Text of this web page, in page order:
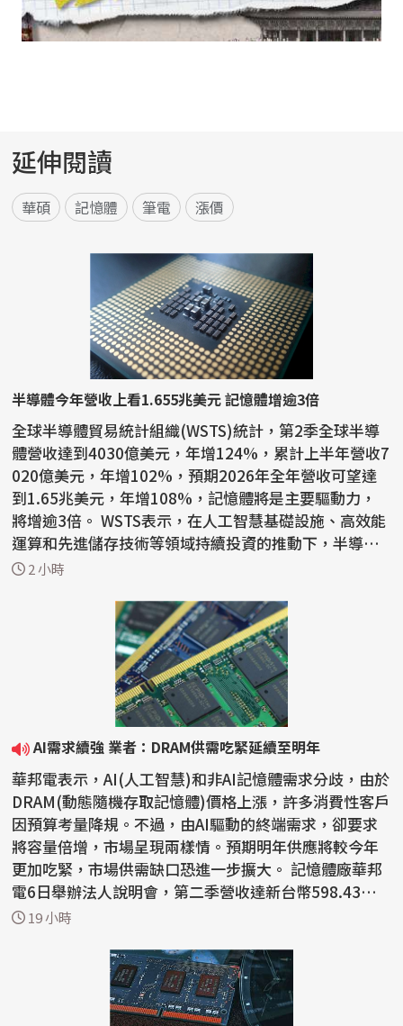
延伸閱讀
華碩 記憶體 筆電 漲價
半導體今年營收上看1.655兆美元 記憶體增逾3倍
全球半導體貿易統計組織(WSTS)統計，第2季全球半導
體營收達到4030億美元，年增124%，累計上半年營收7
020億美元，年增102%，預期2026年全年營收可望達
到1.65兆美元，年增108%，記憶體將是主要驅動力，
將增逾3倍。 WSTS表示，在人工智慧基礎設施、高效能
運算和先進儲存技術等領域持續投資的推動下，半導體
產業今年上半年...
2 小時
AI需求續強 業者：DRAM供需吃緊延續至明年
華邦電表示，AI(人工智慧)和非AI記憶體需求分歧，由於
DRAM(動態隨機存取記憶體)價格上漲，許多消費性客戶
因預算考量降規。不過，由AI驅動的終端需求，卻要求
將容量倍增，市場呈現兩樣情。預期明年供應將較今年
更加吃緊，市場供需缺口恐進一步擴大。 記憶體廠華邦
電6日舉辦法人說明會，第二季營收達新台幣598.43億
元，...
19 小時